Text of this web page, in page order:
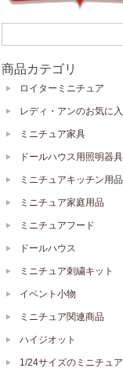
商品カテゴリ
ロイターミニチュア
レディ・アンのお気に入
ミニチュア家具
ドールハウス用照明器具
ミニチュアキッチン用品
ミニチュア家庭用品
ミニチュアフード
ドールハウス
ミニチュア刺繍キット
イベント小物
ミニチュア関連商品
ハイジオット
1/24サイズのミニチュア